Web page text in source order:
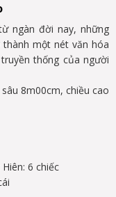
ngàn đời nay, những
một nét văn hóa
thống của người
8m00cm, chiều cao
6 chiếc